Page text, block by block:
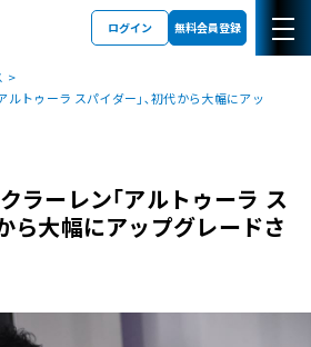
ログイン 無料会員登録
ルトゥーラ スパイダー｣､初代から大幅にアッ
ラーレン｢アルトゥーラ ス
ら大幅にアップグレードさ